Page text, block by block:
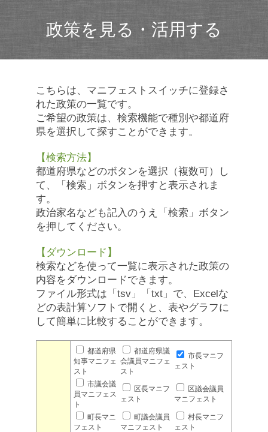
政策を見る・活用する
こちらは、マニフェストスイッチに登録さ
れた政策の一覧です。
ご希望の政策は、検索機能で種別や都道府
県を選択して探すことができます。
【検索方法】
都道府県などのボタンを選択（複数可）し
て、「検索」ボタンを押すと表示されま
す。
政治家名なども記入のうえ「検索」ボタン
を押してください。
【ダウンロード】
検索などを使って一覧に表示された政策の
内容をダウンロードできます。
ファイル形式は「tsv」「txt」で、Excelな
どの表計算ソフトで開くと、表やグラフに
して簡単に比較することができます。
都道府県
知事マニフェ
スト
都道府県議
会議員マニフェ
スト
市長マニフ
ェスト
市議会議
員マニフェス
ト
区長マニフ
ェスト
区議会議員
マニフェスト
町長マニ
フェスト
町議会議員
マニフェスト
村長マニフ
ェスト